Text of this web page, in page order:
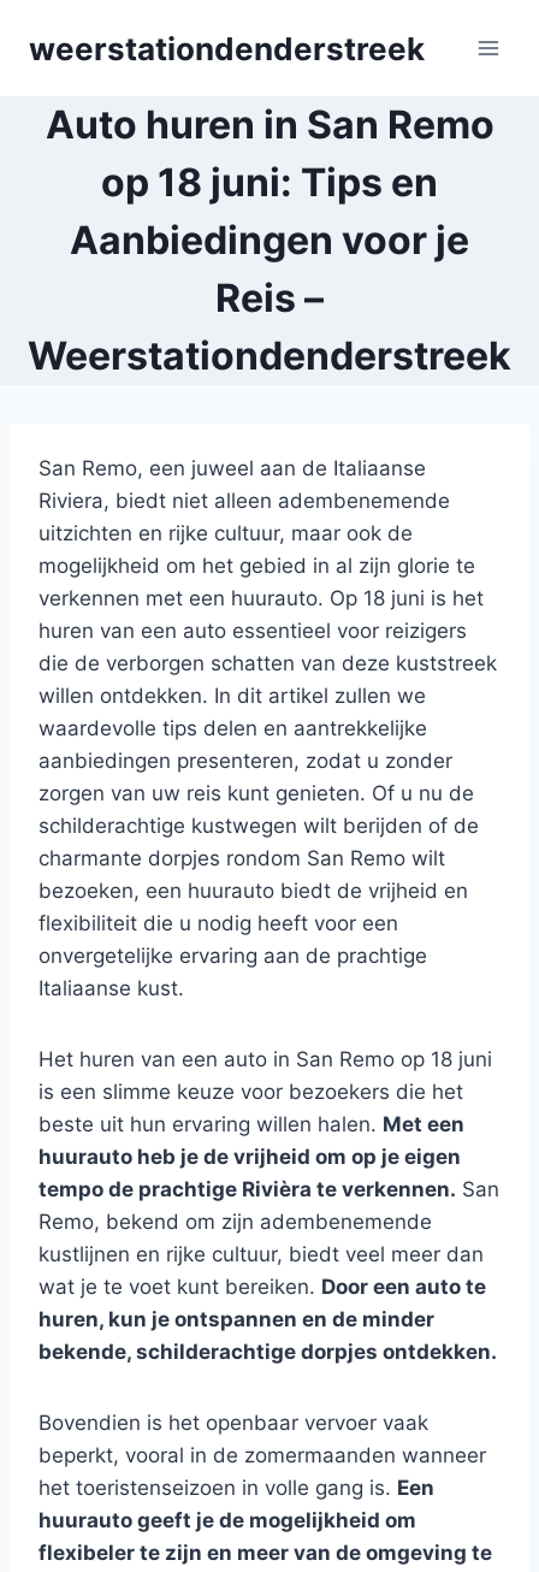
weerstationdenderstreek
Auto huren in San Remo
op 18 juni: Tips en
Aanbiedingen voor je
Reis –
Weerstationdenderstreek
San Remo, een juweel aan de Italiaanse
Riviera, biedt niet alleen adembenemende
uitzichten en rijke cultuur, maar ook de
mogelijkheid om het gebied in al zijn glorie te
verkennen met een huurauto. Op 18 juni is het
huren van een auto essentieel voor reizigers
die de verborgen schatten van deze kuststreek
willen ontdekken. In dit artikel zullen we
waardevolle tips delen en aantrekkelijke
aanbiedingen presenteren, zodat u zonder
zorgen van uw reis kunt genieten. Of u nu de
schilderachtige kustwegen wilt berijden of de
charmante dorpjes rondom San Remo wilt
bezoeken, een huurauto biedt de vrijheid en
flexibiliteit die u nodig heeft voor een
onvergetelijke ervaring aan de prachtige
Italiaanse kust.
Het huren van een auto in San Remo op 18 juni
is een slimme keuze voor bezoekers die het
beste uit hun ervaring willen halen. Met een
huurauto heb je de vrijheid om op je eigen
tempo de prachtige Rivièra te verkennen. San
Remo, bekend om zijn adembenemende
kustlijnen en rijke cultuur, biedt veel meer dan
wat je te voet kunt bereiken. Door een auto te
huren, kun je ontspannen en de minder
bekende, schilderachtige dorpjes ontdekken.
Bovendien is het openbaar vervoer vaak
beperkt, vooral in de zomermaanden wanneer
het toeristenseizoen in volle gang is. Een
huurauto geeft je de mogelijkheid om
flexibeler te zijn en meer van de omgeving te